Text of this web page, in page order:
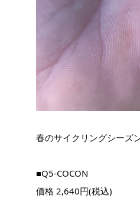
春のサイクリングシーズ
■Q5-COCON
価格 2,640円(税込)